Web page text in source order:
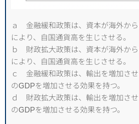
ａ 金融緩和政策は、資本が海外か
により、自国通貨高を生じさせる。
ｂ 財政拡大政策は、資本が海外か
により、自国通貨高を生じさせる。
ｃ 金融緩和政策は、輸出を増加さ
のGDPを増加させる効果を持つ。
ｄ 財政拡大政策は、輸出を増加さ
のGDPを増加させる効果を持つ。